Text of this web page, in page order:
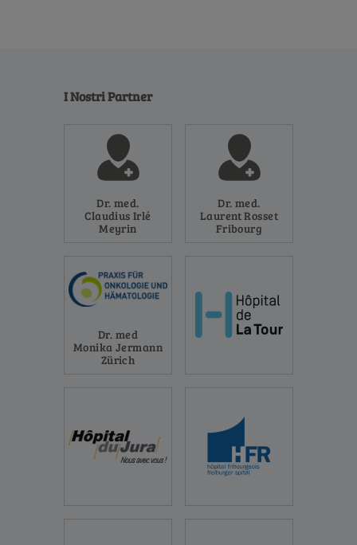
I Nostri Partner
Dr. med.
Claudius Irlé
Meyrin
Dr. med.
Laurent Rosset
Fribourg
Dr. med
Monika Jermann
Zürich